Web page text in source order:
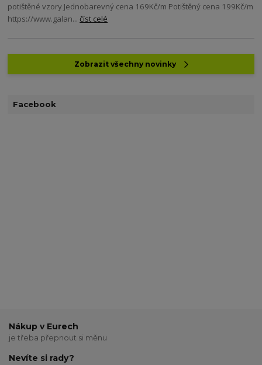
potištěné vzory Jednobarevný cena 169Kč/m Potištěný cena 199Kč/m
https://www.galan...číst celé
Zobrazit všechny novinky
Facebook
Nákup v Eurech
je třeba přepnout si měnu
Nevíte si rady?